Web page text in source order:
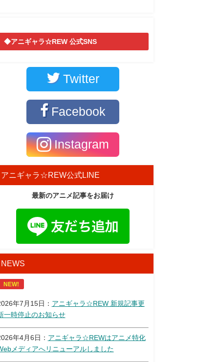
◆アニギャラ☆REW 公式SNS
Twitter
Facebook
Instagram
アニギャラ☆REW公式LINE
最新のアニメ記事をお届け
NEWS
NEW!
年7月15日： アニギャラ☆REW 新規記事更
一時停止のお知らせ
年4月6日： アニギャラ☆REWはアニメ特化
メディアへリニューアルしました